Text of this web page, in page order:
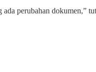
perubahan dokumen,”